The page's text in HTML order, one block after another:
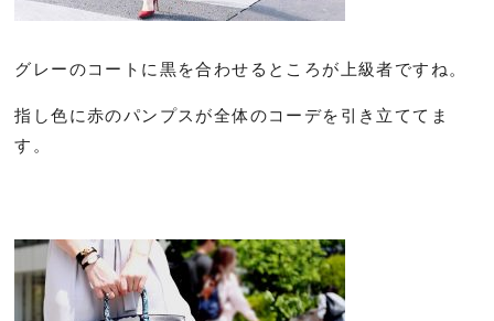
グレーのコートに黒を合わせるところが上級者ですね。
指し色に赤のパンプスが全体のコーデを引き立ててま
す。